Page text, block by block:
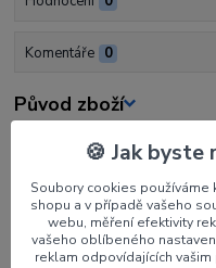
Komentáře 0
Původ zboží
Výrobce
🍪 Jak byste
Soubory cookies používáme
shopu a v případě vašeho
webu, měření efektivity
vašeho oblíbeného
reklam odpovídajících